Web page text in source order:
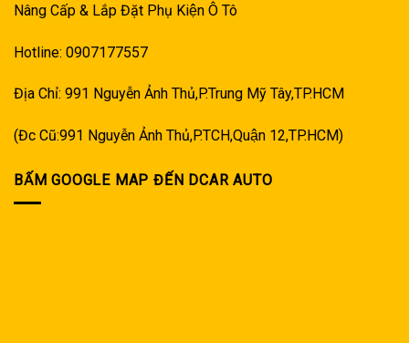
Nâng Cấp & Lắp Đặt Phụ Kiện Ô Tô
Hotline: 0907177557
Địa Chỉ: 991 Nguyễn Ảnh Thủ,P.Trung Mỹ Tây,TP.HCM
(Đc Cũ:991 Nguyễn Ảnh Thủ,P.TCH,Quận 12,TP.HCM)
BẤM GOOGLE MAP ĐẾN DCAR AUTO